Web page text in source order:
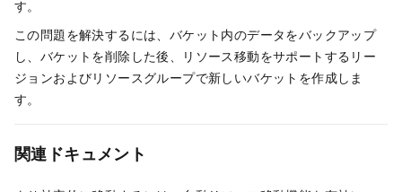
す。
この問題を解決するには、バケット内のデータをバックアップ
し、バケットを削除した後、リソース移動をサポートするリー
ジョンおよびリソースグループで新しいバケットを作成しま
す。
関連ドキュメント